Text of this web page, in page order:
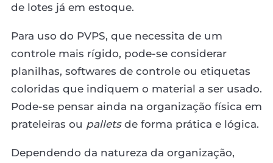
de lotes já em estoque.
Para uso do PVPS, que necessita de um
controle mais rígido, pode-se considerar
planilhas, softwares de controle ou etiquetas
coloridas que indiquem o material a ser usado.
Pode-se pensar ainda na organização física em
prateleiras ou palletsde forma prática e lógica.
Dependendo da natureza da organização,